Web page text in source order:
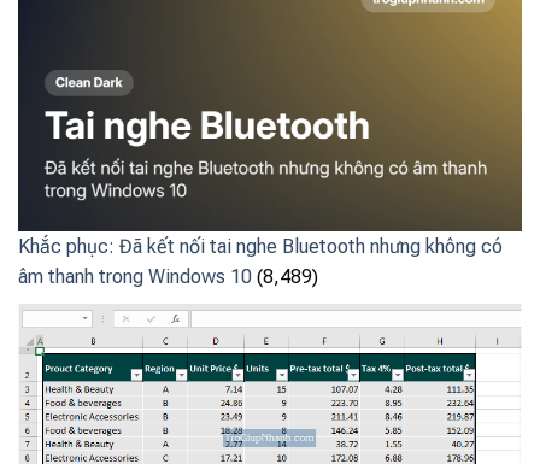
Khắc phục: Đã kết nối tai nghe Bluetooth nhưng không có
âm thanh trong Windows 10 (8,489)